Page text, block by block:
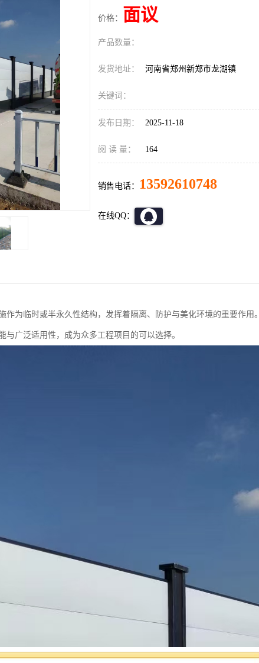
价格： 面议
产品数量：
发货地址： 河南省郑州新郑市龙湖镇
关键词：
发布日期： 2025-11-18
阅 读 量： 164
销售电话： 13592610748
在线QQ：
作为临时或半永久性结构，发挥着隔离、防护与美化环境的重要作用。
与广泛适用性，成为众多工程项目的可以选择。